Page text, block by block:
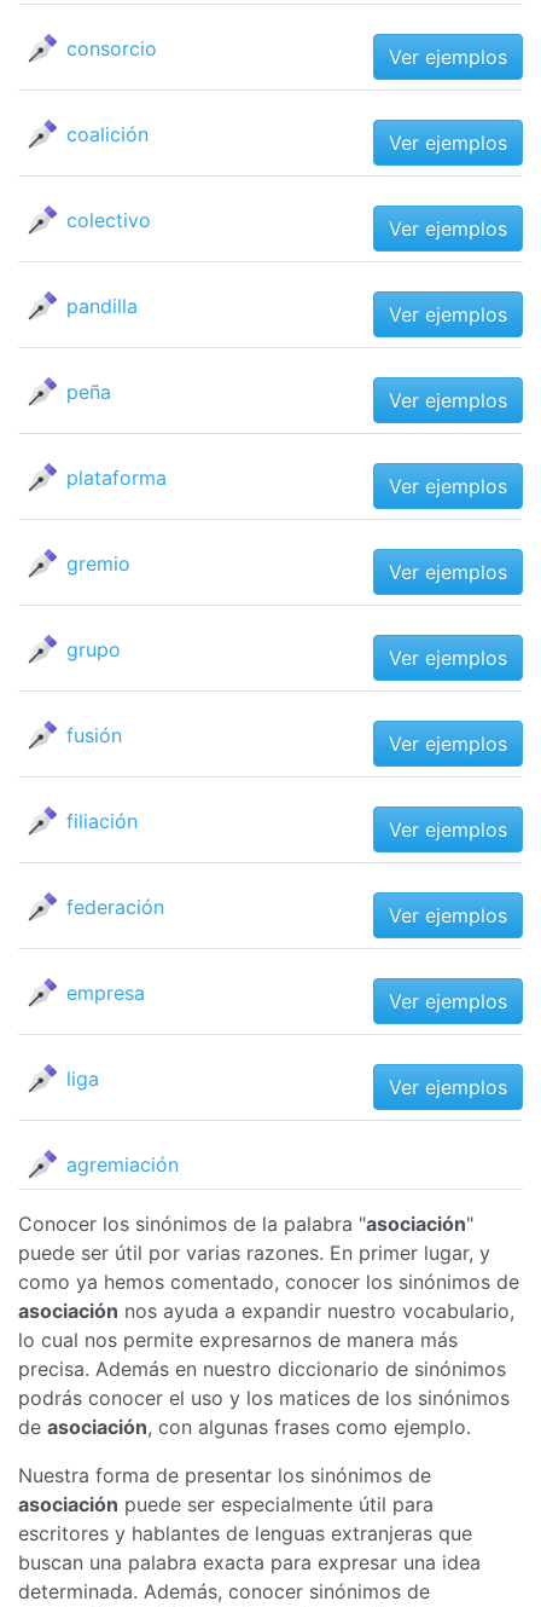
consorcio Ver ejemplos
coalición Ver ejemplos
colectivo Ver ejemplos
pandilla Ver ejemplos
peña Ver ejemplos
plataforma Ver ejemplos
gremio Ver ejemplos
grupo Ver ejemplos
fusión Ver ejemplos
filiación Ver ejemplos
federación Ver ejemplos
empresa Ver ejemplos
liga Ver ejemplos
agremiación
Conocer los sinónimos de la palabra "asociación"
puede ser útil por varias razones. En primer lugar, y
como ya hemos comentado, conocer los sinónimos de
asociación nos ayuda a expandir nuestro vocabulario,
lo cual nos permite expresarnos de manera más
precisa. Además en nuestro diccionario de sinónimos
podrás conocer el uso y los matices de los sinónimos
de asociación, con algunas frases como ejemplo.
Nuestra forma de presentar los sinónimos de
asociación puede ser especialmente útil para
escritores y hablantes de lenguas extranjeras que
buscan una palabra exacta para expresar una idea
determinada. Además, conocer sinónimos de